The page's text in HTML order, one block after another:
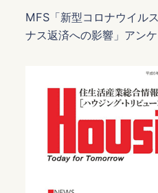
MFS「新型コロナウイル
ナス返済への影響」アンケ